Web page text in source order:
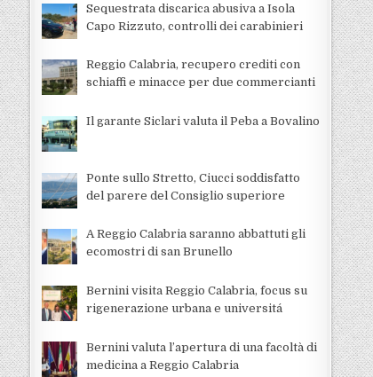
Sequestrata discarica abusiva a Isola
Capo Rizzuto, controlli dei carabinieri
Reggio Calabria, recupero crediti con
schiaffi e minacce per due commercianti
Il garante Siclari valuta il Peba a Bovalino
Ponte sullo Stretto, Ciucci soddisfatto
del parere del Consiglio superiore
A Reggio Calabria saranno abbattuti gli
ecomostri di san Brunello
Bernini visita Reggio Calabria, focus su
rigenerazione urbana e universitá
Bernini valuta l’apertura di una facoltà di
medicina a Reggio Calabria